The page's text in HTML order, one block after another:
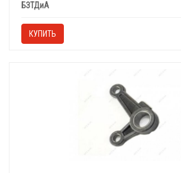
БЗТДиА
КУПИТЬ